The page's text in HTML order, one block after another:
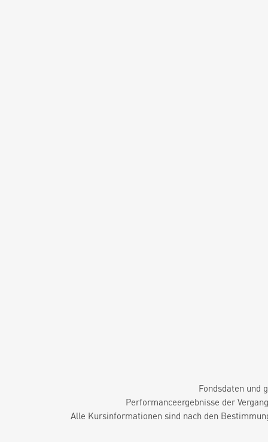
Fondsdaten und
Performanceergebnisse der
Alle Kursinformationen sind nach den